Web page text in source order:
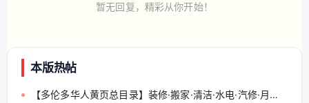
暂无回复，精彩从你开始！
本版热帖
【多伦多华人黄页总目录】装修·搬家·清洁·水电·汽修·月嫂·会计律师 — 分类索引与发帖规范（收藏帖）